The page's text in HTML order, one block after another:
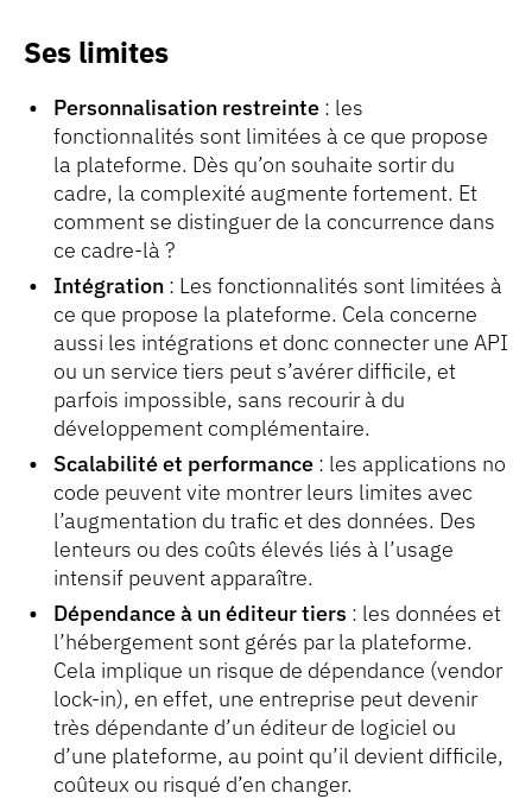
Ses limites
Personnalisation restreinte : les
fonctionnalités sont limitées à ce que propose
la plateforme. Dès qu’on souhaite sortir du
cadre, la complexité augmente fortement. Et
comment se distinguer de la concurrence dans
ce cadre-là ?
Intégration : Les fonctionnalités sont limitées à
ce que propose la plateforme. Cela concerne
aussi les intégrations et donc connecter une API
ou un service tiers peut s’avérer difficile, et
parfois impossible, sans recourir à du
développement complémentaire.
Scalabilité et performance : les applications no
code peuvent vite montrer leurs limites avec
l’augmentation du trafic et des données. Des
lenteurs ou des coûts élevés liés à l’usage
intensif peuvent apparaître.
Dépendance à un éditeur tiers : les données et
l’hébergement sont gérés par la plateforme.
Cela implique un risque de dépendance (vendor
lock-in), en effet, une entreprise peut devenir
très dépendante d’un éditeur de logiciel ou
d’une plateforme, au point qu’il devient difficile,
coûteux ou risqué d’en changer.